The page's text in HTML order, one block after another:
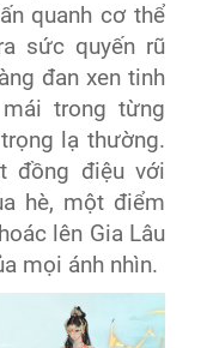
quanh cơ thể
sức quyến rũ
đan xen tinh
trong từng
lạ thường.
đồng điệu với
hè, một điểm
lên Gia Lâu
mọi ánh nhìn.